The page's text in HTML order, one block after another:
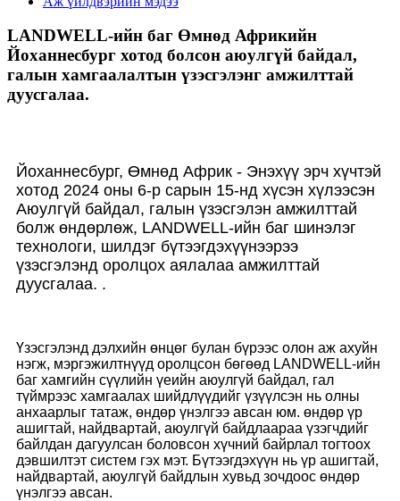
LANDWELL-ийн баг Өмнөд Африкийн
Йоханнесбург хотод болсон аюулгүй байдал,
галын хамгаалалтын үзэсгэлэнг амжилттай
дуусгалаа.
Йоханнесбург, Өмнөд Африк - Энэхүү эрч хүчтэй
хотод 2024 оны 6-р сарын 15-нд хүсэн хүлээсэн
Аюулгүй байдал, галын үзэсгэлэн амжилттай
болж өндөрлөж, LANDWELL-ийн баг шинэлэг
технологи, шилдэг бүтээгдэхүүнээрээ
үзэсгэлэнд оролцох аялалаа амжилттай
дуусгалаа. .
Үзэсгэлэнд дэлхийн өнцөг булан бүрээс олон аж ахуйн
нэгж, мэргэжилтнүүд оролцсон бөгөөд LANDWELL-ийн
баг хамгийн сүүлийн үеийн аюулгүй байдал, гал
түймрээс хамгаалах шийдлүүдийг үзүүлсэн нь олны
анхаарлыг татаж, өндөр үнэлгээ авсан юм. өндөр үр
ашигтай, найдвартай, аюулгүй байдлаараа үзэгчдийг
байлдан дагуулсан боловсон хүчний байрлал тогтоох
дэвшилтэт систем гэх мэт. Бүтээгдэхүүн нь үр ашигтай,
найдвартай, аюулгүй байдлын хувьд зочдоос өндөр
үнэлгээ авсан.